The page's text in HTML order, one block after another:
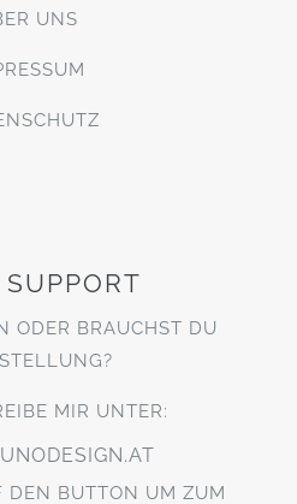
UNS
ODER BRAUCHST DU
MIR UNTER:
DEN BUTTON UM ZUM